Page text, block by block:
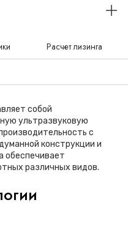
Расчет лизинга
собой
ультразвуковую
с
конструкции и
обеспечивает
различных видов.